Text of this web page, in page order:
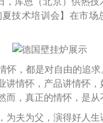
夏技术培训会】在市场
怀，都是对自由的追
讲情怀，产品讲情怀，
而，真正的情怀，是从
为夫为父，演得好人